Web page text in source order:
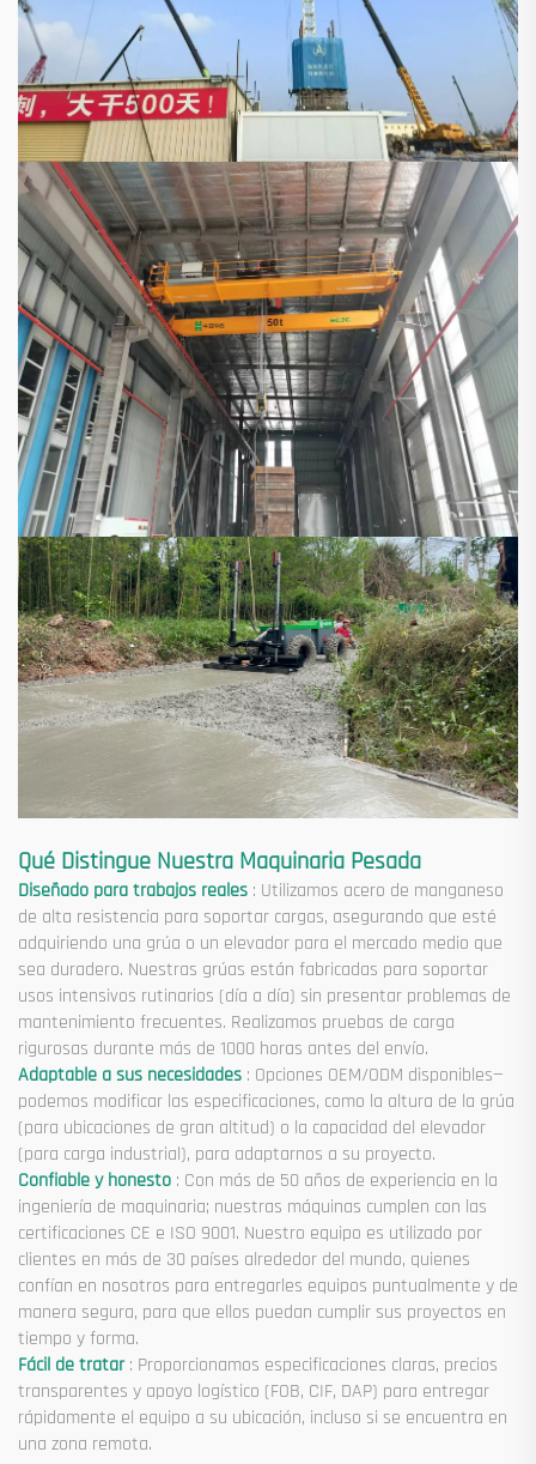
Qué Distingue Nuestra Maquinaria Pesada
Diseñado para trabajos reales : Utilizamos acero de manganeso
de alta resistencia para soportar cargas, asegurando que esté
adquiriendo una grúa o un elevador para el mercado medio que
sea duradero. Nuestras grúas están fabricadas para soportar
usos intensivos rutinarios (día a día) sin presentar problemas de
mantenimiento frecuentes. Realizamos pruebas de carga
rigurosas durante más de 1000 horas antes del envío.
Adaptable a sus necesidades : Opciones OEM/ODM disponibles—
podemos modificar las especificaciones, como la altura de la grúa
(para ubicaciones de gran altitud) o la capacidad del elevador
(para carga industrial), para adaptarnos a su proyecto.
Confiable y honesto : Con más de 50 años de experiencia en la
ingeniería de maquinaria; nuestras máquinas cumplen con las
certificaciones CE e ISO 9001. Nuestro equipo es utilizado por
clientes en más de 30 países alrededor del mundo, quienes
confían en nosotros para entregarles equipos puntualmente y de
manera segura, para que ellos puedan cumplir sus proyectos en
tiempo y forma.
Fácil de tratar: Proporcionamos especificaciones claras, precios
transparentes y apoyo logístico (FOB, CIF, DAP) para entregar
rápidamente el equipo a su ubicación, incluso si se encuentra en
una zona remota.